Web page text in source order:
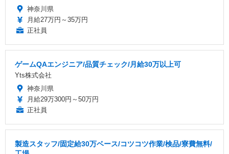
神奈川県
月給27万円～35万円
正社員
ゲームQAエンジニア/品質チェック/月給30万以上可
Yts株式会社
神奈川県
月給29万300円～50万円
正社員
製造スタッフ/固定給30万ベース/コツコツ作業/検品/寮費無料/